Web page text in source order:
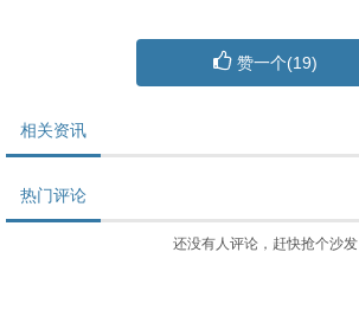
赞一个(19)
相关资讯
热门评论
还没有人评论，赶快抢个沙发